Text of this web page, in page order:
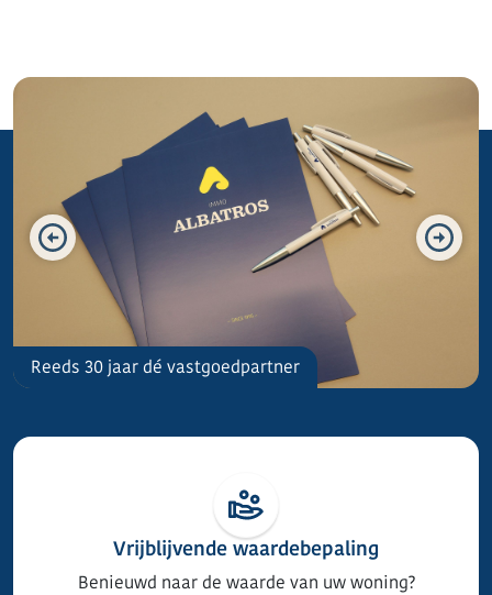
De Panne
Investeren aan de Belgische kust.
Reeds 30 jaar dé vastgoedpartner
Vrijblijvende waardebepaling
Benieuwd naar de waarde van uw woning?